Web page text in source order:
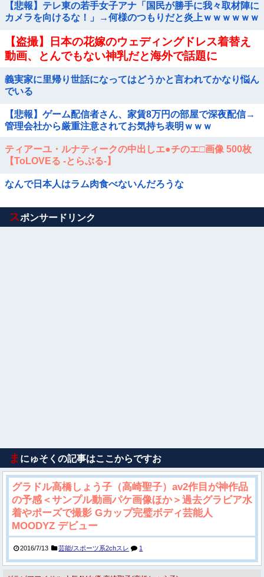
【悲報】テレ東の若手女子アナ「国民が勝手に我々取材陣に
カメラを向けるな！」→何様のつもりだと炎上ｗｗｗｗｗｗ
【盗撮】日本の花嫁のウェディングドレス着替え
動画、とんでもない神乳だと海外で話題に
義実家に里帰り世話になってはどうかと言われてかなり悩ん
でいる
【悲報】ゲーム配信者さん、家賃8万円の部屋で深夜配信→
管理会社から厳重注意されてお気持ち表明ｗｗｗ
ティアーユ・ルナティークの中出しエ●チのエ□画像 500枚
【ToLOVEる -とらぶる-】
なんで日本人はラム肉食べないんだろうな
Powered by livedoor 相互RSS
スポンサードリンク
ま にゅそくの記事はここからですお
グラドル高橋しょう子（高崎聖子）av2作目が神作品
の予感＜サンプル動画パケ画像ほか＞過去グラビア水
着やポーズで撮影 Gカップ完璧ボディ芸能人
MOODYZ デビュー
2016/7/13 芸能/スポーツ系2chスレ 1